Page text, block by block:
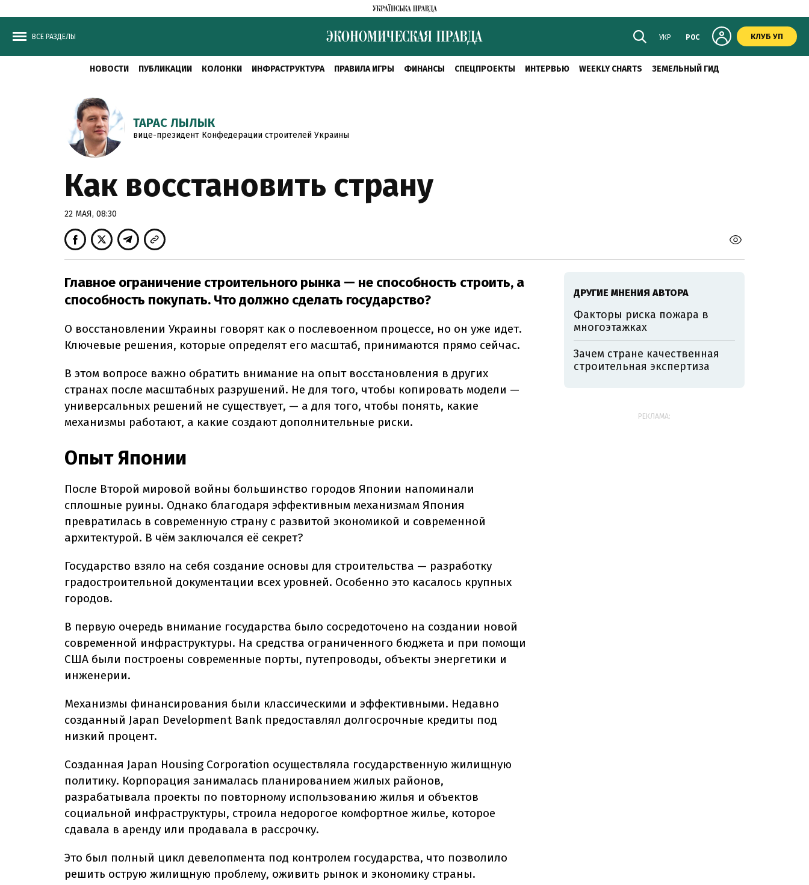
ВСЕ РАЗДЕЛЫ УКР РОС КЛУБ УП
НОВОСТИ ПУБЛИКАЦИИ КОЛОНКИ ИНФРАСТРУКТУРА ПРАВИЛА ИГРЫ ФИНАНСЫ СПЕЦПРОЕКТЫ ИНТЕРВЬЮ WEEKLY CHARTS ЗЕМЕЛЬНЫЙ ГИД
ТАРАС ЛЫЛЫК
вице-президент Конфедерации строителей Украины
Как восстановить страну
22 МАЯ, 08:30
Главное ограничение строительного рынка — не способность строить, а
способность покупать. Что должно сделать государство?
О восстановлении Украины говорят как о послевоенном процессе, но он уже идет.
Ключевые решения, которые определят его масштаб, принимаются прямо сейчас.
В этом вопросе важно обратить внимание на опыт восстановления в других
странах после масштабных разрушений. Не для того, чтобы копировать модели —
универсальных решений не существует, — а для того, чтобы понять, какие
механизмы работают, а какие создают дополнительные риски.
Опыт Японии
После Второй мировой войны большинство городов Японии напоминали
сплошные руины. Однако благодаря эффективным механизмам Япония
превратилась в современную страну с развитой экономикой и современной
архитектурой. В чём заключался её секрет?
Государство взяло на себя создание основы для строительства — разработку
градостроительной документации всех уровней. Особенно это касалось крупных
городов.
В первую очередь внимание государства было сосредоточено на создании новой
современной инфраструктуры. На средства ограниченного бюджета и при помощи
США были построены современные порты, путепроводы, объекты энергетики и
инженерии.
Механизмы финансирования были классическими и эффективными. Недавно
созданный Japan Development Bank предоставлял долгосрочные кредиты под
низкий процент.
Созданная Japan Housing Corporation осуществляла государственную жилищную
политику. Корпорация занималась планированием жилых районов,
разрабатывала проекты по повторному использованию жилья и объектов
социальной инфраструктуры, строила недорогое комфортное жилье, которое
сдавала в аренду или продавала в рассрочку.
Это был полный цикл девелопмента под контролем государства, что позволило
решить острую жилищную проблему, оживить рынок и экономику страны.
ДРУГИЕ МНЕНИЯ АВТОРА
Факторы риска пожара в
многоэтажках
Зачем стране качественная
строительная экспертиза
РЕКЛАМА: